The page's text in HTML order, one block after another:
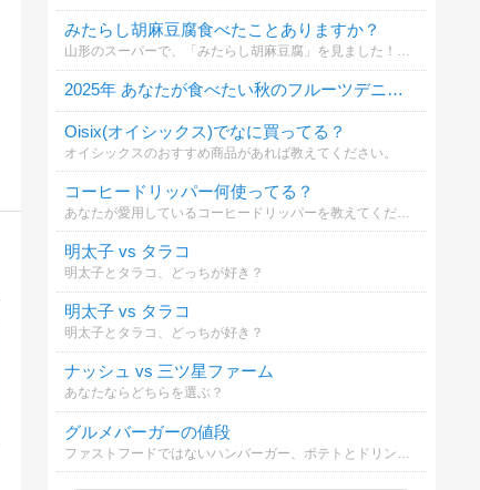
みたらし胡麻豆腐食べたことありますか？
山形のスーパーで、「みたらし胡麻豆腐」を見ました！地元のスーパーで見かけたことがなく、すごく気になりました。
2025年 あなたが食べたい秋のフルーツデニッシュは？
Oisix(オイシックス)でなに買ってる？
オイシックスのおすすめ商品があれば教えてください。
コーヒードリッパー何使ってる？
明太子 vs タラコ
明太子とタラコ、どっちが好き？
明太子 vs タラコ
明太子とタラコ、どっちが好き？
ナッシュ vs 三ツ星ファーム
あなたならどちらを選ぶ？
グルメバーガーの値段